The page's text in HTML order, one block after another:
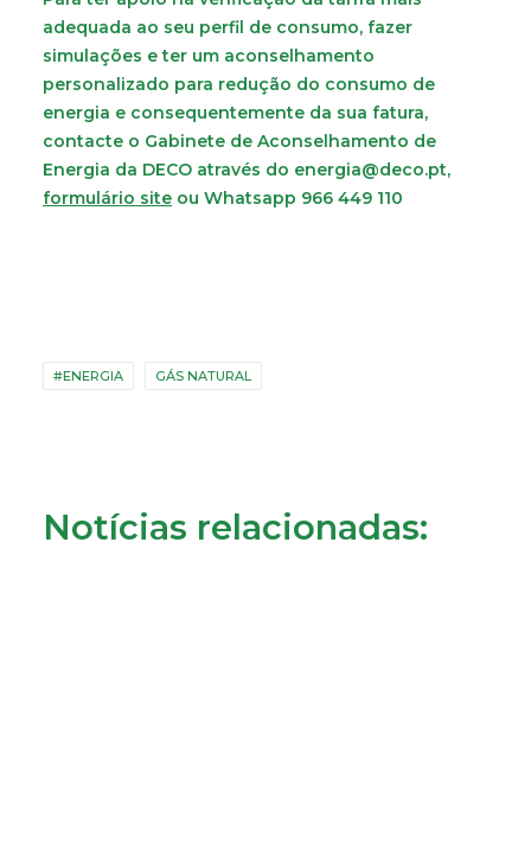
adequada ao seu perfil de consumo, fazer
simulações e ter um aconselhamento
personalizado para redução do consumo de
energia e consequentemente da sua fatura,
contacte o Gabinete de Aconselhamento de
Energia da DECO através do energia@deco.pt,
formulário site ou Whatsapp 966 449 110
#ENERGIA GÁS NATURAL
Notícias relacionadas: